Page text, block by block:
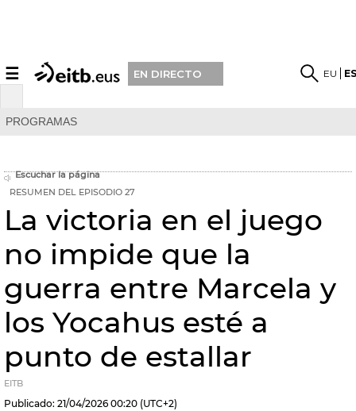
☰ EN DIRECTO EU
PROGRAMAS
Escuchar la página
RESUMEN DEL EPISODIO 27
La victoria en el juego
no impide que la
guerra entre Marcela y
los Yocahus esté a
punto de estallar
EITB
Publicado: 21/04/2026 00:20 (UTC+2)